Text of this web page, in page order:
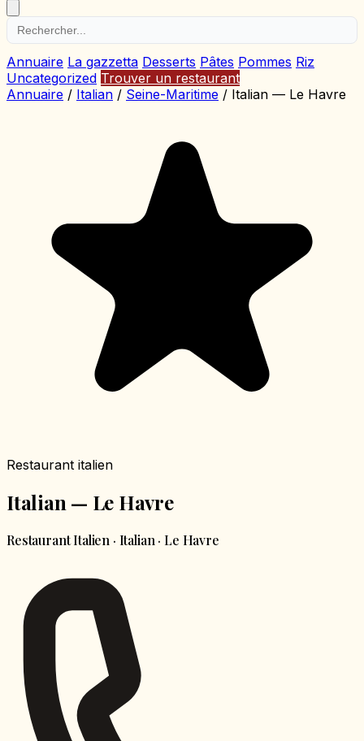
Annuaire La gazzetta Desserts Pâtes Pommes Riz
Uncategorized Trouver un restaurant
Annuaire / Italian / Seine-Maritime / Italian — Le Havre
Restaurant italien
Italian — Le Havre
Restaurant Italien · Italian · Le Havre